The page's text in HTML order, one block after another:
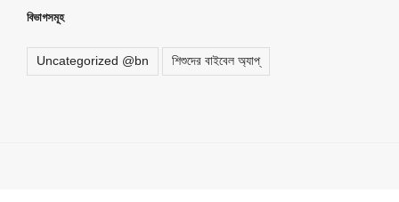
বিভাগসমূহ
Uncategorized @bn শিশুদের বাইবেল অ্যাপ্